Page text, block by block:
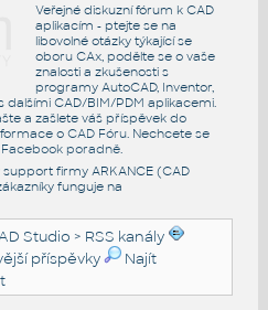
Veřejné diskuzní fórum k CAD
aplikacím - ptejte se na
libovolné otázky týkající se
oboru CAx, podělte se o vaše
znalosti a zkušenosti s
programy AutoCAD, Inventor,
dalšími CAD/BIM/PDM aplikacemi.
a zašlete váš příspěvek do
o CAD Fóru. Nechcete se
Facebook poradně.
firmy ARKANCE (CAD
funguje na
Studio > RSS kanály
příspěvky
Najít